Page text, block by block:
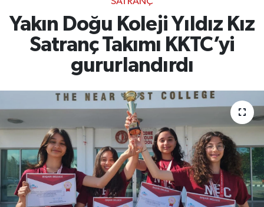
Yakın Doğu Koleji Yıldız Kız
Satranç Takımı KKTC’yi
gururlandırdı
Son Dakika Haberleri